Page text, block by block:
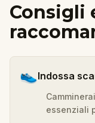
Consigli
👟Indossa
essenziali